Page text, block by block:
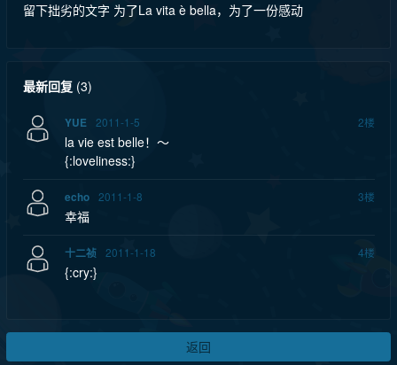
留下拙劣的文字 为了La vita è bella，为了一份感动
最新回复(3)
YUE 2011-1-5 2楼
la vie est belle！～
{:loveliness:}
echo 2011-1-8 3楼
幸福
十二祯 2011-1-18 4楼
{:cry:}
返回